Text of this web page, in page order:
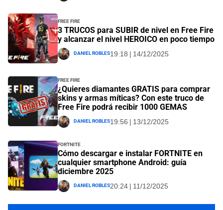
Free Fire
3 TRUCOS para SUBIR de nivel en Free Fire
y alcanzar el nivel HEROICO en poco tiempo
Daniel Robles19:18 | 14/12/2025
Free Fire
¿Quieres diamantes GRATIS para comprar
skins y armas míticas? Con este truco de
Free Fire podrá recibir 1000 GEMAS
Daniel Robles19:56 | 13/12/2025
Fortnite
Cómo descargar e instalar FORTNITE en
cualquier smartphone Android: guía
diciembre 2025
Daniel Robles20:24 | 11/12/2025